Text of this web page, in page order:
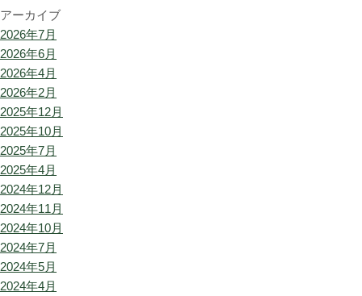
アーカイブ
2026年7月
2026年6月
2026年4月
2026年2月
2025年12月
2025年10月
2025年7月
2025年4月
2024年12月
2024年11月
2024年10月
2024年7月
2024年5月
2024年4月